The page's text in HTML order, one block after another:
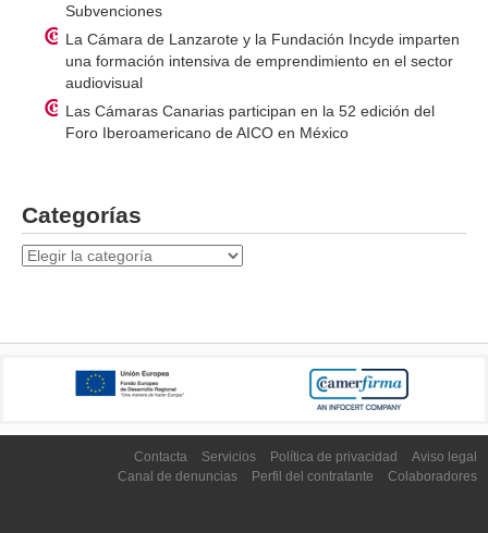
Subvenciones
La Cámara de Lanzarote y la Fundación Incyde imparten
una formación intensiva de emprendimiento en el sector
audiovisual
Las Cámaras Canarias participan en la 52 edición del
Foro Iberoamericano de AICO en México
Categorías
Categorías
Contacta Servicios Política de privacidad
Aviso legal
Canal de denuncias
Perfil del contratante Colaboradores